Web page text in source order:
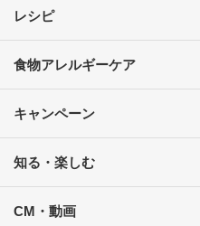
レシピ
食物アレルギーケア
キャンペーン
知る・楽しむ
CM・動画